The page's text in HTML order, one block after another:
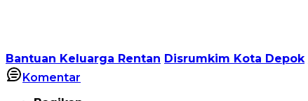
Bantuan Keluarga Rentan Disrumkim Kota Depok
Komentar